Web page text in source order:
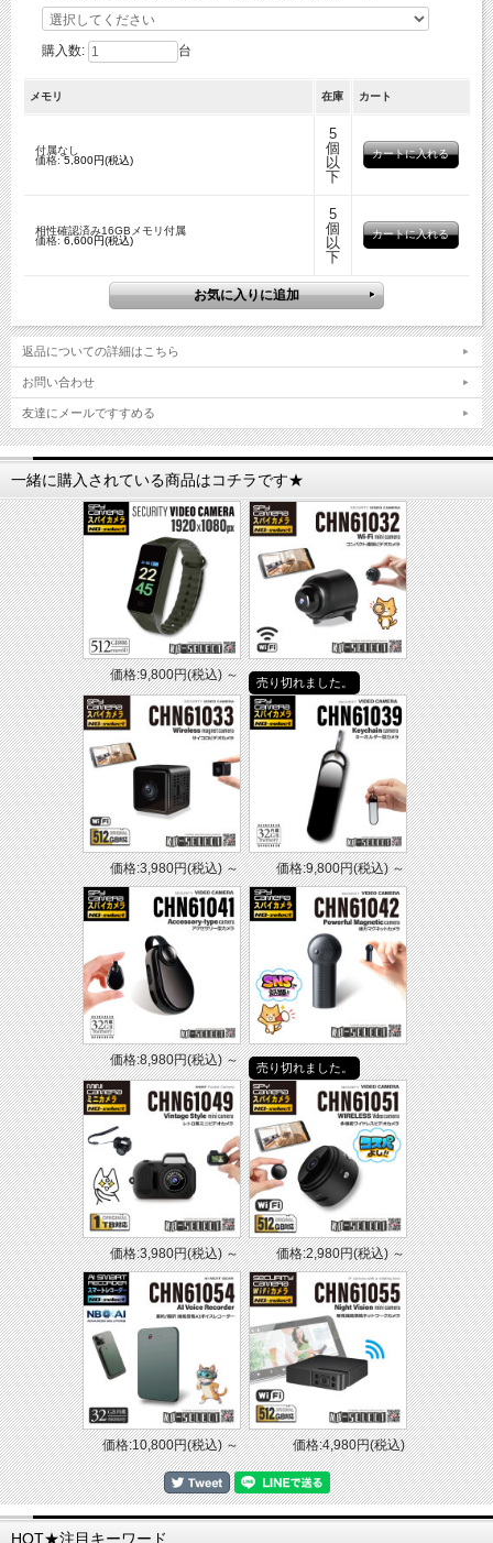
購入数: 台
メモリ 在庫 カート
付属なし
価格:5,800円(税込)
5
個
以
下
相性確認済み16GBメモリ付属
価格: 6,600円(税込)
5
個
以
下
返品についての詳細はこちら
お問い合わせ
友達にメールですすめる
一緒に購入されている商品はコチラです★
価格:9,800円(税込)～ 売り切れました。
価格:3,980円(税込)～ 価格:9,800円(税込)～
価格:8,980円(税込)～ 売り切れました。
価格:3,980円(税込)～ 価格:2,980円(税込)～
価格:10,800円(税込)～ 価格:4,980円(税込)
HOT★注目キーワード